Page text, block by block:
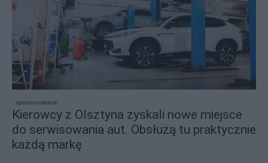
sponsorowane
Kierowcy z Olsztyna zyskali nowe miejsce
do serwisowania aut. Obsłużą tu praktycznie
każdą markę